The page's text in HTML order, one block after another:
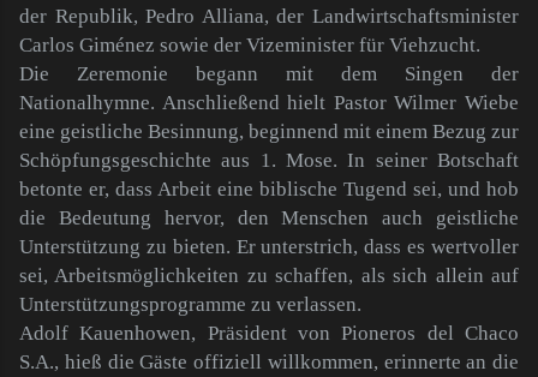
der Republik, Pedro Alliana, der Landwirtschaftsminister
Carlos Giménez sowie der Vizeminister für Viehzucht.
Die Zeremonie begann mit dem Singen der
Nationalhymne. Anschließend hielt Pastor Wilmer Wiebe
eine geistliche Besinnung, beginnend mit einem Bezug zur
Schöpfungsgeschichte aus 1. Mose. In seiner Botschaft
betonte er, dass Arbeit eine biblische Tugend sei, und hob
die Bedeutung hervor, den Menschen auch geistliche
Unterstützung zu bieten. Er unterstrich, dass es wertvoller
sei, Arbeitsmöglichkeiten zu schaffen, als sich allein auf
Unterstützungsprogramme zu verlassen.
Adolf Kauenhowen, Präsident von Pioneros del Chaco
S.A., hieß die Gäste offiziell willkommen, erinnerte an die